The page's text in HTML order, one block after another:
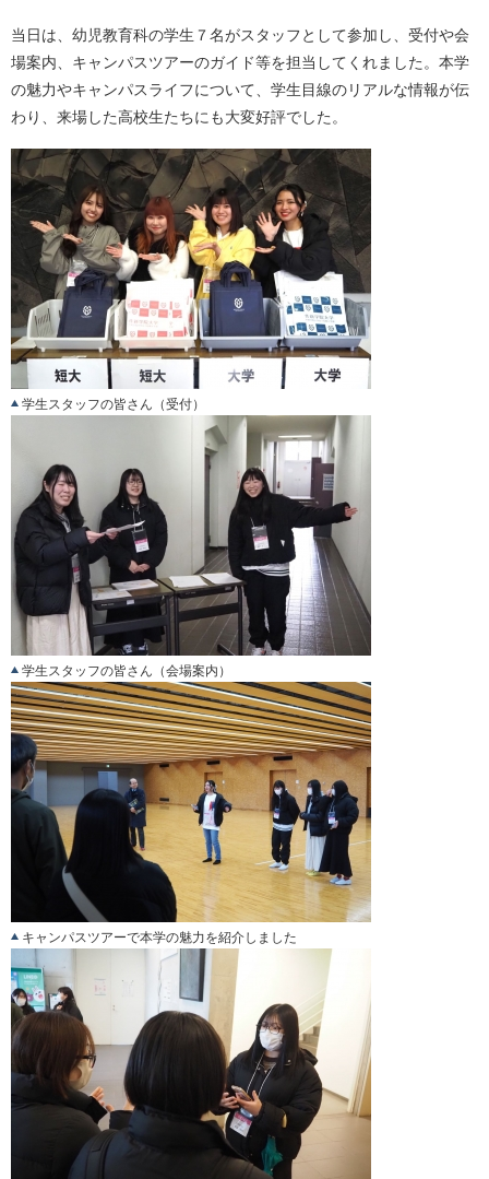
当日は、幼児教育科の学生７名がスタッフとして参加し、受付や会
場案内、キャンパスツアーのガイド等を担当してくれました。本学
の魅力やキャンパスライフについて、学生目線のリアルな情報が伝
わり、来場した高校生たちにも大変好評でした。
学生スタッフの皆さん（受付）
学生スタッフの皆さん（会場案内）
キャンパスツアーで本学の魅力を紹介しました